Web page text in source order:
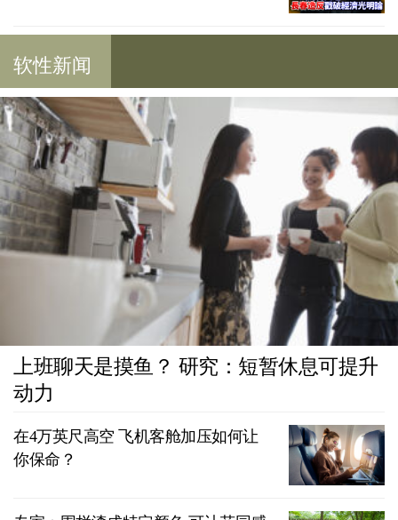
软性新闻
上班聊天是摸鱼？ 研究：短暂休息可提升
动力
在4万英尺高空 飞机客舱加压如何让
你保命？